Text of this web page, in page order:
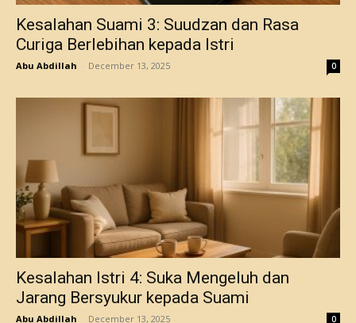
Kesalahan Suami 3: Suudzan dan Rasa
Curiga Berlebihan kepada Istri
Abu Abdillah - December 13, 2025 0
Kesalahan Istri 4: Suka Mengeluh dan
Jarang Bersyukur kepada Suami
Abu Abdillah - December 13, 2025 0